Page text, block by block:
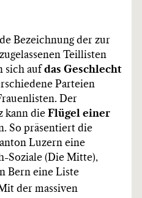
Bezeichnung der zur
Teillisten
sich auf das Geschlecht
Parteien
Der
kann die Flügel einer
So präsentiert die
Luzern eine
Soziale (Die Mitte),
Bern eine Liste
der massiven